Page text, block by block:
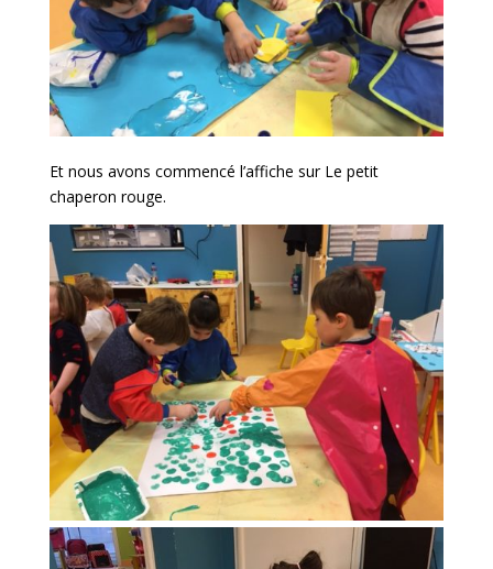
Et nous avons commencé l’affiche sur Le petit
chaperon rouge.